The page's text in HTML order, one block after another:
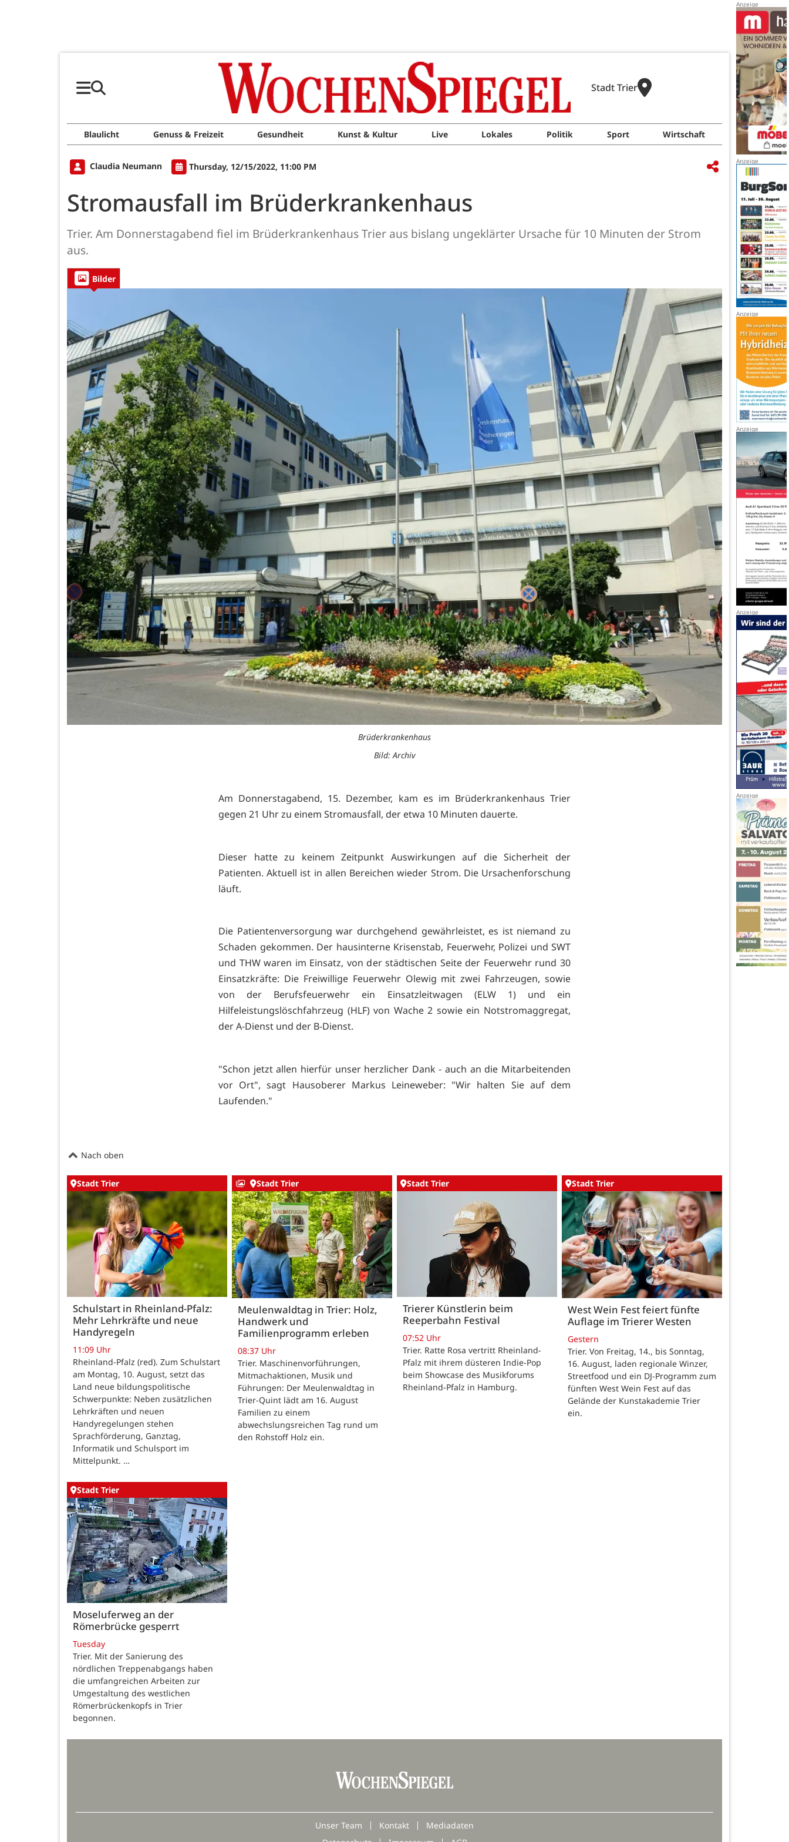
Stadt Trier
Blaulicht Genuss & Freizeit Gesundheit Kunst & Kultur Live Lokales Politik Sport Wirtschaft
Claudia Neumann Thursday, 12/15/2022, 11:00 PM
Stromausfall im Brüderkrankenhaus
Trier. Am Donnerstagabend fiel im Brüderkrankenhaus Trier aus bislang ungeklärter Ursache für 10 Minuten der Strom
aus.
Bilder
Brüderkrankenhaus
Bild: Archiv
Am Donnerstagabend, 15. Dezember, kam es im Brüderkrankenhaus Trier
gegen 21 Uhr zu einem Stromausfall, der etwa 10 Minuten dauerte.
Dieser hatte zu keinem Zeitpunkt Auswirkungen auf die Sicherheit der
Patienten. Aktuell ist in allen Bereichen wieder Strom. Die Ursachenforschung
läuft.
Die Patientenversorgung war durchgehend gewährleistet, es ist niemand zu
Schaden gekommen. Der hausinterne Krisenstab, Feuerwehr, Polizei und SWT
und THW waren im Einsatz, von der städtischen Seite der Feuerwehr rund 30
Einsatzkräfte: Die Freiwillige Feuerwehr Olewig mit zwei Fahrzeugen, sowie
von der Berufsfeuerwehr ein Einsatzleitwagen (ELW 1) und ein
Hilfeleistungslöschfahrzeug (HLF) von Wache 2 sowie ein Notstromaggregat,
der A-Dienst und der B-Dienst.
"Schon jetzt allen hierfür unser herzlicher Dank - auch an die Mitarbeitenden
vor Ort", sagt Hausoberer Markus Leineweber: "Wir halten Sie auf dem
Laufenden."
Nach oben
Stadt Trier
Schulstart in Rheinland-Pfalz:
Mehr Lehrkräfte und neue
Handyregeln
11:09 Uhr
Rheinland-Pfalz (red). Zum Schulstart
am Montag, 10. August, setzt das
Land neue bildungspolitische
Schwerpunkte: Neben zusätzlichen
Lehrkräften und neuen
Handyregelungen stehen
Sprachförderung, Ganztag,
Informatik und Schulsport im
Mittelpunkt. …
Stadt Trier
Meulenwaldtag in Trier: Holz,
Handwerk und
Familienprogramm erleben
08:37 Uhr
Trier. Maschinenvorführungen,
Mitmachaktionen, Musik und
Führungen: Der Meulenwaldtag in
Trier-Quint lädt am 16. August
Familien zu einem
abwechslungsreichen Tag rund um
den Rohstoff Holz ein.
Stadt Trier
Trierer Künstlerin beim
Reeperbahn Festival
07:52 Uhr
Trier. Ratte Rosa vertritt Rheinland-
Pfalz mit ihrem düsteren Indie-Pop
beim Showcase des Musikforums
Rheinland-Pfalz in Hamburg.
Stadt Trier
West Wein Fest feiert fünfte
Auflage im Trierer Westen
Gestern
Trier. Von Freitag, 14., bis Sonntag,
16. August, laden regionale Winzer,
Streetfood und ein DJ-Programm zum
fünften West Wein Fest auf das
Gelände der Kunstakademie Trier
ein.
Stadt Trier
Moseluferweg an der
Römerbrücke gesperrt
Tuesday
Trier. Mit der Sanierung des
nördlichen Treppenabgangs haben
die umfangreichen Arbeiten zur
Umgestaltung des westlichen
Römerbrückenkopfs in Trier
begonnen.
Unser Team Kontakt
Mediadaten